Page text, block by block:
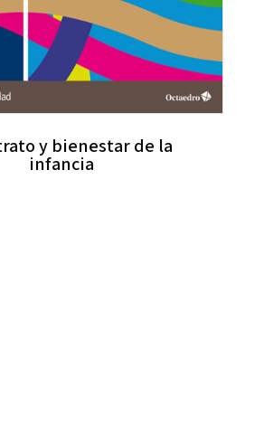
y bienestar de la
infancia